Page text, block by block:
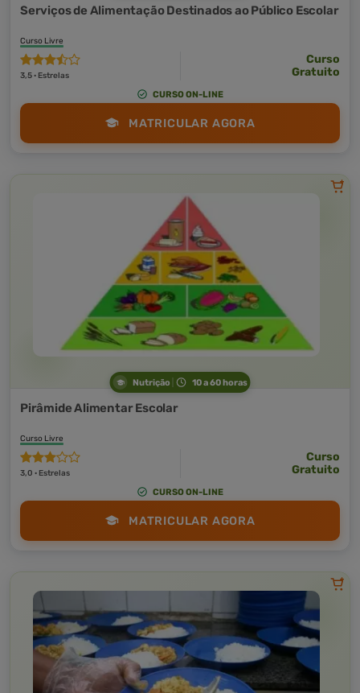
Serviços de Alimentação Destinados ao Público Escolar
Curso Livre
3,5 · Estrelas
Curso
Gratuito
CURSO ON-LINE
MATRICULAR AGORA
Nutrição 10 a 60 horas
Pirâmide Alimentar Escolar
Curso Livre
3,0 · Estrelas
Curso
Gratuito
CURSO ON-LINE
MATRICULAR AGORA